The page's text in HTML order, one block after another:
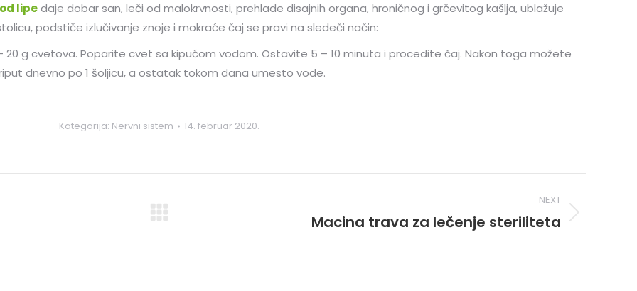
lipedaje dobar san, leči od malokrvnosti, prehlade disajnih organa, hroničnog i grčevitog kašlja, ublažuje
podstiče izlučivanje znoje i mokraće čaj se pravi na sledeči način:
20 g cvetova. Poparite cvet sa kipućom vodom. Ostavite 5 – 10 minuta i procedite čaj. Nakon toga možete
dnevno po 1 šoljicu, a ostatak tokom dana umesto vode.
Kategorija: Nervni sistem 14. februar 2020.
NEXT
Macina trava za lečenje steriliteta